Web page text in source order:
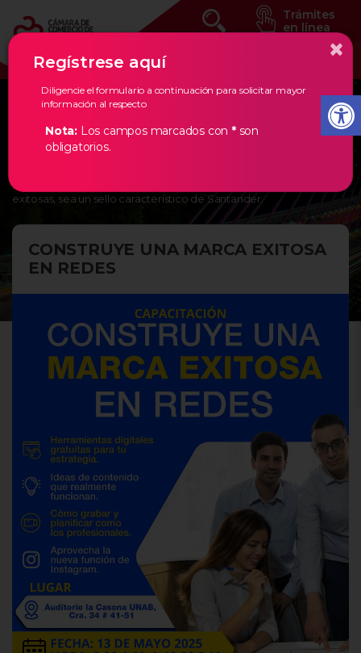
Trámites
en línea
Eventos Estratégicos
En la Cámara de Comercio de Bucaramanga, creemos en los
herramientas necesarias para que la creación de empresas
exitosas, sea un sello característico de Santander.
CONSTRUYE UNA MARCA EXITOSA
EN REDES
×
Regístrese aquí
Diligencie el formulario a continuación para solicitar mayor
información al respecto
Nota: Los campos marcados con *son
obligatorios.